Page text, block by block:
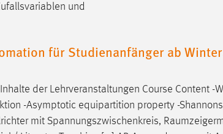
und
für Studienanfänger ab
der Lehrveranstaltungen Course Content -
-Asymptotic equipartition property -
mit Spannungszwischenkreis,